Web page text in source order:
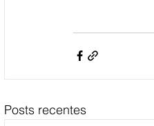
Posts recentes